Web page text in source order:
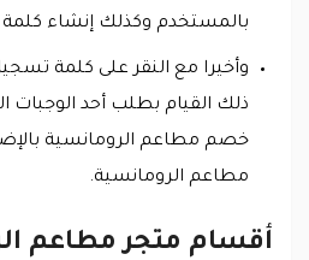
بالمستخدم وكذلك إنشاء كلمة
وأخيرا مع النقر على كلمة
ذلك القيام بطلب أحد
خصم مطاعم الرومانسية
مطاعم الرومانسية.
أقسام متجر مطاعم